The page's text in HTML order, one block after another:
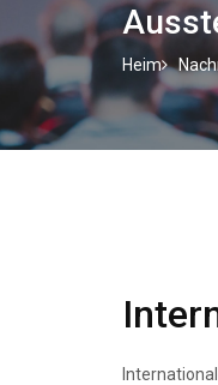
Heim